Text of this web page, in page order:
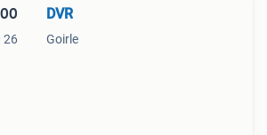
26
DVR
Goirle